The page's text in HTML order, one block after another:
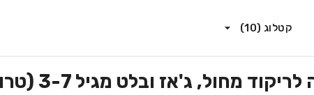
קטלוג (
10
)
ג'אז ובלט מגיל 3-7 (טרום טרום חובה ועד כיתה א')